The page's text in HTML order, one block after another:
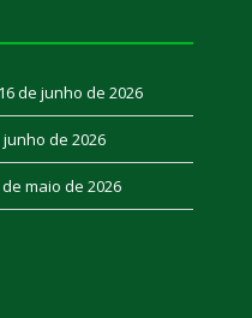
16 de junho de 2026
junho de 2026
de maio de 2026